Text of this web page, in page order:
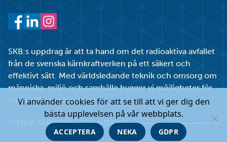
SKB:s uppdrag är att ta hand om det radioaktiva avfallet
från de svenska kärnkraftverken på ett säkert och
effektivt sätt. Med världsledande teknik och omsorg om
människa, miljö och samhälle bygger vi möjligheter för
en fossilfri elproduktion.
SVENSK KÄRNBRÄNSLEHANTERING
Vi använder cookies för att se till att vi ger dig den
bästa upplevelsen på vår webbplats.
ACCEPTERA NEKA GDPR